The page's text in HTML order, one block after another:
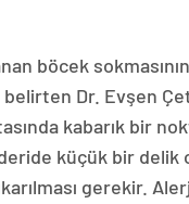
böcek
belirten Dr. Evşen
kabarık bir
küçük bir delik
gerekir.